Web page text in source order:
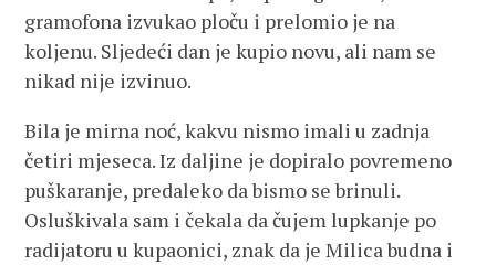
gramofona izvukao ploču i prelomio je na
koljenu. Sljedeći dan je kupio novu, ali nam se
nikad nije izvinuo.
Bila je mirna noć, kakvu nismo imali u zadnja
četiri mjeseca. Iz daljine je dopiralo povremeno
puškaranje, predaleko da bismo se brinuli.
Osluškivala sam i čekala da čujem lupkanje po
radijatoru u kupaonici, znak da je Milica budna i